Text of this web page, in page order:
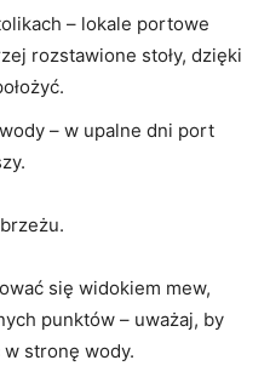
– lokale portowe
rozstawione stoły, dzięki
– w upalne dni port
się widokiem mew,
punktów – uważaj, by
w stronę wody.